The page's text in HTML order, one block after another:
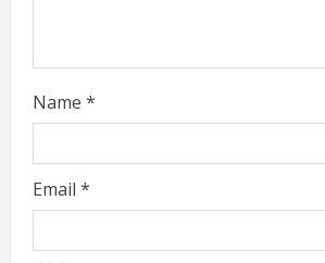
Name *
Email *